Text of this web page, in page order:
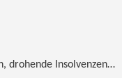
drohende Insolvenzen…